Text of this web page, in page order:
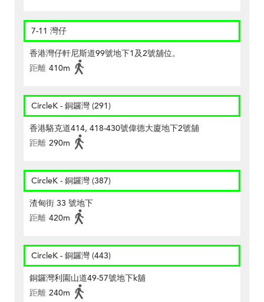
7-11 灣仔
香港灣仔軒尼斯道99號地下1及2號舖位。
距離 410m
CircleK - 銅鑼灣 (291)
香港駱克道414, 418-430號偉德大廈地下2號舖
距離 290m
CircleK - 銅鑼灣 (387)
渣甸街 33 號地下
距離 420m
CircleK - 銅鑼灣 (443)
銅鑼灣利園山道49-57號地下k舖
距離 240m